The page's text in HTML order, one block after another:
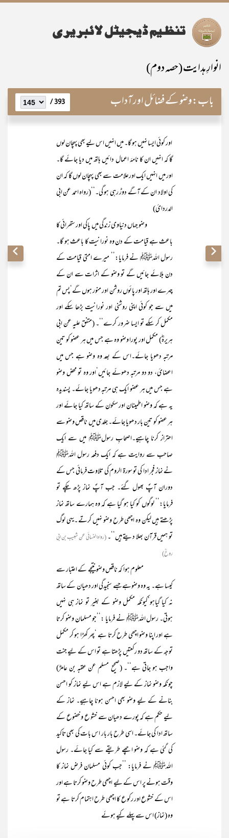
انوارِ ہدایت (حصہ دوم)
باب:وضو کے فضائل اور آداب 393 /
اور کوئی ایسا نہیں ہو گا۔ میں انہیں اس لیے بھی پہچان لوں
گا کہ انہیں ان کا نامۂ اعمال دائیں ہاتھ میں دیا جائے گا۔
اور میں انہیں ایک اورعلامت سے بھی پہچان لوں گا کہ ان
کی اولاد ان کے آگے دوڑ رہی ہو گی۔‘‘(رواہ احمد عن ابی
الدردائ)
وضو جہاں دنیاوی زندگی میں پاکی اور ستھرائی کا
باعث ہے قیامت کے دن وہ نورانیت کا باعث ہو گا۔
رسول اللہﷺ نے فرمایا:’’ میرے امتی قیامت کے
دن بلائے جائیں گے تو وضو کے اثرات سے ان کے
چہرے اور ہاتھ اور پائوں روشن اور منور ہوں گے‘پس تم
میں سے جو کوئی اپنی روشنی اور نورانیت بڑھا سکے اور
مکمل کر سکے تو ایسا ضرور کرے‘‘۔ (متفق علیہ عن ابی
ہریرہؓ) مکمل اور پورا وضو وہ ہے جس میں ہر عضو کو تین
مرتبہ دھویا جائے۔اس کے بعد وہ وضو ہے جس میں
اعضائ، دو دو مرتبہ دھوئے جائیں‘اور وہ تو محض وضو
ہے جس میں ہر عضو ایک ہی مرتبہ دھویا جائے۔ پسندیدہ
یہ ہے کہ وضو اطمینان اور سکون کے ساتھ کیا جائے اور
ہر عضو کو تین بار دھویا جائے۔ جلدی میں ناقص وضو سے
احتراز کرنا چاہیے۔اصحابِ رسولﷺ میں سے ایک
صاحب سے روایت ہے کہ ایک دفعہ رسول اللہﷺ
نے نماز فجر ادا کی تو سورۃ الروم کی تلاوت فرمائی جس کے
دوران آپؐ بھول گئے۔ جب آپؐ نماز پڑھ چکے تو
فرمایا:’’ لوگوں کو کیا ہو گیا ہے کہ وہ ہمارے ساتھ نماز
پڑھتے ہیں لیکن وہ اچھی طرح وضو نہیں کرتے ۔یہی لوگ
تو ہمیں قرآن بھلا دیتے ہیں‘‘۔(رواہ النسائی عن شبیب بن ابی
روحؒ)
معلوم ہوا کہ ناقص وضو نتیجے کے اعتبار سے
کیسا ہے۔ یہ وہ وضوہے جسے سنجیدگی اور دھیان کے ساتھ
نہ کیا گیاہو‘کیونکہ مکمل وضو کے بغیر تو نماز ہی نہیں
ہوتی۔ رسول اللہﷺ نے فرمایا :ـ’’جو مسلمان وضو کرتا
ہے اور اپنا وضو اچھی طرح کرتا ہے ‘پھر کھڑا ہو کر مکمل
توجہ کے ساتھ دو رکعتیں پڑھتا ہے تو اس کے لیے جنت
واجب ہو جاتی ہے‘‘۔ (صحیح مسلم عن عقبہ بن عامرؓ)
چونکہ وضو نماز کے لیے لازم ہے اس لیے نماز کو احسن
بنانے کے لیے وضو بھی احسن ہونا چاہیے۔ نماز کے
لیے حکم ہے کہ پورے دھیان سے خشو ع و خضوع کے
ساتھ ادا کی جائے۔ اسی طرح بار بار اس بات کی بھی تاکید
کی گئی ہے کہ وضو اچھے طریقے سے کیا جائے۔ رسول
اللہﷺ نے فرمایا: ’’جب کوئی مسلمان فرض نماز کا
وقت ہونے پر اس کے لیے اچھی طرح وضو کرتا ہے اور
اس کے خشوع اور رکوع کا اچھی طرح اہتمام کرتا ہے تو
وہ (نماز) اس سے پہلے کیے ہوئے